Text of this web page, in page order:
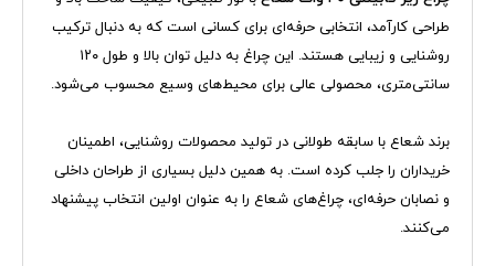
طراحی کارآمد، انتخابی حرفه‌ای برای کسانی است که به دنبال ترکیب
روشنایی و زیبایی هستند. این چراغ به دلیل توان بالا و طول ۱۲۰
سانتی‌متری، محصولی عالی برای محیط‌های وسیع‌ محسوب می‌شود.
برند شعاع با سابقه طولانی در تولید محصولات روشنایی، اطمینان
خریداران را جلب کرده است. به همین دلیل بسیاری از طراحان داخلی
و نصابان حرفه‌ای، چراغ‌های شعاع را به عنوان اولین انتخاب پیشنهاد
می‌کنند.